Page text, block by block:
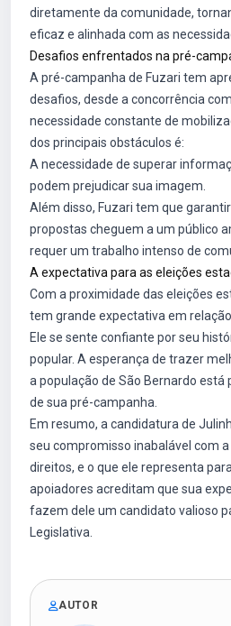
diretamente da comunidade,
eficaz e alinhada com as
Desafios enfrentados na pré-
A pré-campanha de Fuzari tem
desafios, desde a concorrência
necessidade constante de
dos principais obstáculos é:
A necessidade de superar
podem prejudicar sua imagem.
Além disso, Fuzari tem que
propostas cheguem a um público
requer um trabalho intenso de
A expectativa para as eleições
Com a proximidade das eleições
tem grande expectativa em
Ele se sente confiante por seu
popular. A esperança de trazer
a população de São Bernardo está
de sua pré-campanha.
Em resumo, a candidatura de
seu compromisso inabalável com
direitos, e o que ele representa
apoiadores acreditam que sua
fazem dele um candidato valioso
Legislativa.
AUTOR